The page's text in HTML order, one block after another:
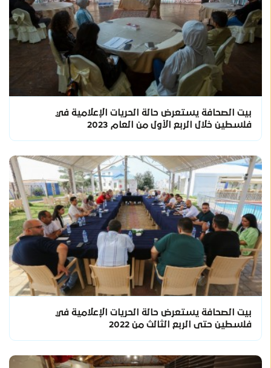
بيت الصحافة يستعرض حالة الحريات الإعلامية في
فلسطين خلال الربع الأول من العام 2023
بيت الصحافة يستعرض حالة الحريات الإعلامية في
فلسطين حتى الربع الثالث من 2022